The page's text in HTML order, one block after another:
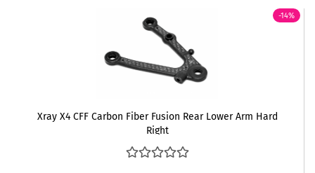
-14%
Xray X4 CFF Carbon Fiber Fusion Rear Lower Arm Hard
Right